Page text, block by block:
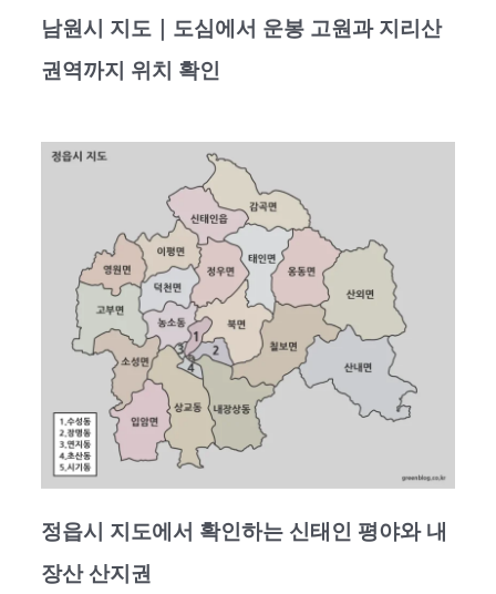
남원시 지도｜도심에서 운봉 고원과 지리산
권역까지 위치 확인
정읍시 지도에서 확인하는 신태인 평야와 내
장산 산지권